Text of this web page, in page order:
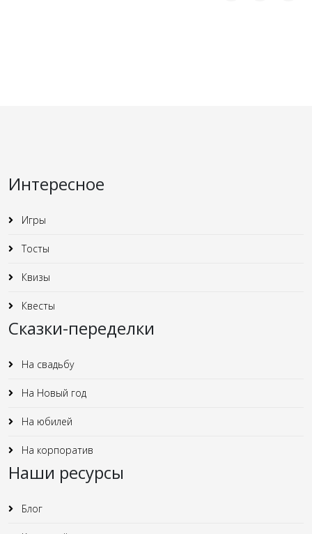
Интересное
Игры
Тосты
Квизы
Квесты
Сказки-переделки
На свадьбу
На Новый год
На юбилей
На корпоратив
Наши ресурсы
Блог